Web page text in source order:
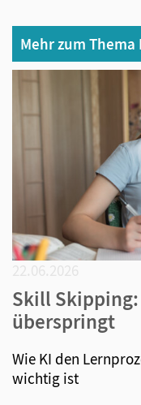
Mehr zum
Skill Skipping:
überspringt
Wie KI den
wichtig ist